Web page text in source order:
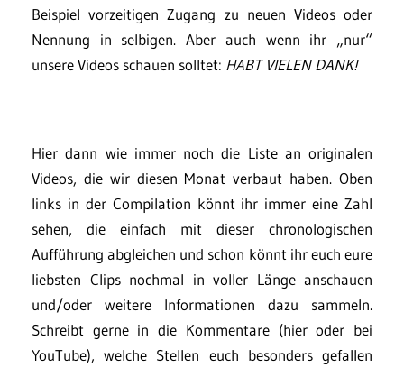
Beispiel vorzeitigen Zugang zu neuen Videos oder
Nennung in selbigen. Aber auch wenn ihr „nur“
unsere Videos schauen solltet: HABT VIELEN DANK!
Hier dann wie immer noch die Liste an originalen
Videos, die wir diesen Monat verbaut haben. Oben
links in der Compilation könnt ihr immer eine Zahl
sehen, die einfach mit dieser chronologischen
Aufführung abgleichen und schon könnt ihr euch eure
liebsten Clips nochmal in voller Länge anschauen
und/oder weitere Informationen dazu sammeln.
Schreibt gerne in die Kommentare (hier oder bei
YouTube), welche Stellen euch besonders gefallen